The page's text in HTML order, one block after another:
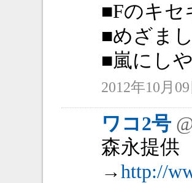
■Fのキセ
■めざま
■嵐にし
2012年10月
ワコ2号
森永提供
→http://